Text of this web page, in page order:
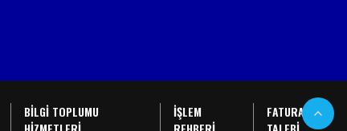
BİLGİ TOPLUMU
İŞLEM
FATURA